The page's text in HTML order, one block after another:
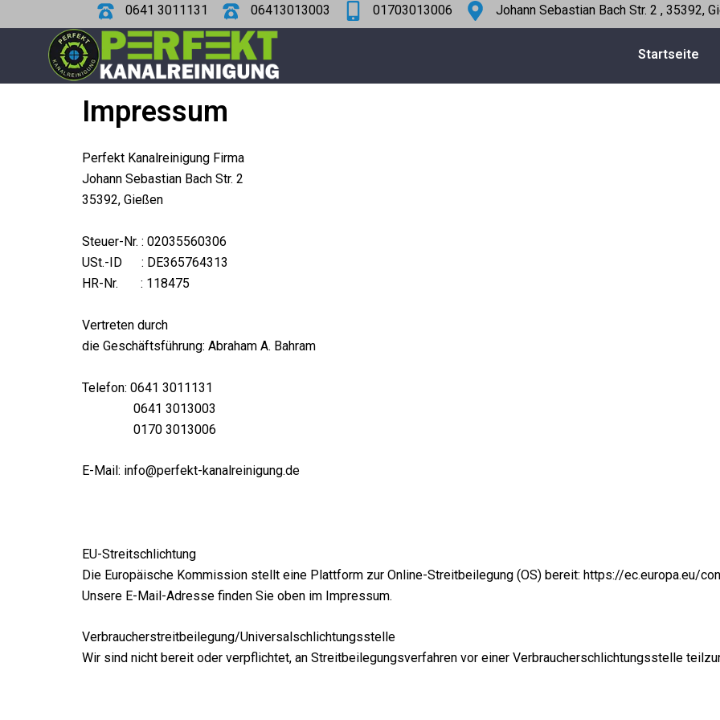
to
0641 3011131 06413013003 01703013006 Johann Sebastian Bach Str. 2 , 35392,
Startseite
Impressum
Perfekt Kanalreinigung Firma
Johann Sebastian Bach Str. 2
35392, Gießen
Steuer-Nr. : 02035560306
USt.-ID : DE365764313
HR-Nr. : 118475
Vertreten durch
die Geschäftsführung: Abraham A. Bahram
Telefon: 0641 3011131
0641 3013003
0170 3013006
E-Mail: info@perfekt-kanalreinigung.de
EU-Streitschlichtung
Die Europäische Kommission stellt eine Plattform zur Online-Streitbeilegung (OS) bereit: https://ec.europa.eu/
Unsere E-Mail-Adresse finden Sie oben im Impressum.
Verbraucher­streit­beilegung/Universal­schlichtungs­stelle
Wir sind nicht bereit oder verpflichtet, an Streitbeilegungsverfahren vor einer Verbraucherschlichtungsstelle